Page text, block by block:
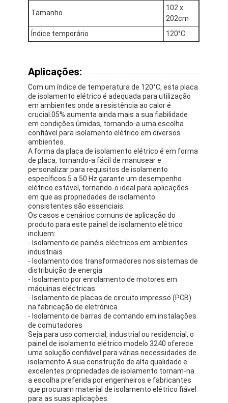
Pano da fibra de vidro da folha de alumínio
Fita do Scrim da folha
Fita adesiva tomada partido dobro
Fita adesiva do ANIMAL DE ESTIMAÇÃO
Carcaça de investimento da precisão
Tabela de isolamento elétrico
Tamanho
102 x
202cm
Índice temporário
120°C
Aplicações:
Com um índice de temperatura de 120°C, esta placa
de isolamento elétrico é adequada para utilização
em ambientes onde a resistência ao calor é
crucial.05% aumenta ainda mais a sua fiabilidade
em condições úmidas, tornando-a uma escolha
confiável para isolamento elétrico em diversos
ambientes.
A forma da placa de isolamento elétrico é em forma
de placa, tornando-a fácil de manusear e
personalizar para requisitos de isolamento
específicos.5 a 50 Hz garante um desempenho
elétrico estável, tornando-o ideal para aplicações
em que as propriedades de isolamento
consistentes são essenciais.
Os casos e cenários comuns de aplicação do
produto para este painel de isolamento elétrico
incluem:
- Isolamento de painéis eléctricos em ambientes
industriais
- Isolamento dos transformadores nos sistemas de
distribuição de energia
- Isolamento por enrolamento de motores em
máquinas eléctricas
- Isolamento de placas de circuito impresso (PCB)
na fabricação de eletrónica
- Isolamento de barras de comando em instalações
de comutadores
Seja para uso comercial, industrial ou residencial, o
painel de isolamento elétrico modelo 3240 oferece
uma solução confiável para várias necessidades de
isolamento.A sua construção de alta qualidade e
excelentes propriedades de isolamento tornam-na
a escolha preferida por engenheiros e fabricantes
que procuram material de isolamento elétrico fiável
para as suas aplicações.